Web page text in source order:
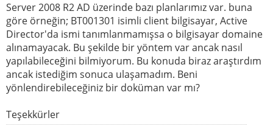
Server 2008 R2 AD üzerinde bazı planlarımız var. buna
göre örneğin; BT001301 isimli client bilgisayar, Active
Director'da ismi tanımlanmamışsa o bilgisayar domaine
alınamayacak. Bu şekilde bir yöntem var ancak nasıl
yapılabileceğini bilmiyorum. Bu konuda biraz araştırdım
ancak istediğim sonuca ulaşamadım. Beni
yönlendirebileceğiniz bir doküman var mı?
Teşekkürler